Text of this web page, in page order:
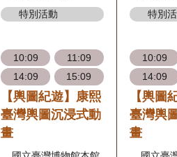
特別活動
10:09
11:09
14:09
15:09
【輿圖紀遊】康熙
臺灣輿圖沉浸式動
畫
特別
10:09
14:09
【輿圖
臺灣輿
畫